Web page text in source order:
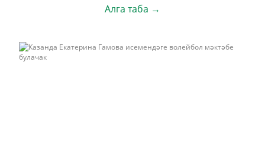
Алга таба →